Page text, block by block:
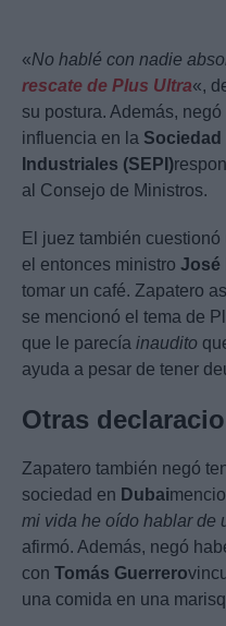
«No hablé con nadie
rescate de Plus Ultra«,
su postura. Además,
influencia en la Sociedad
Industriales (SEPI)
al Consejo de Ministros.
El juez también
el entonces ministro José
tomar un café. Zapatero
se mencionó el tema de
que le parecía inaudito
ayuda a pesar de tener
Otras
Zapatero también negó
sociedad en Dubai
mi vida he oído hablar de
afirmó. Además, negó
con Tomás Guerrero
una comida en una